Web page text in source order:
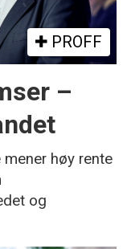
PROFF
–
mener høy rente
og